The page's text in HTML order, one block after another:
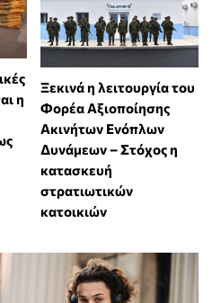
η
Ξεκινά η λειτουργία του
Φορέα Αξιοποίησης
Ακινήτων Ενόπλων
Δυνάμεων – Στόχος η
κατασκευή
στρατιωτικών
κατοικιών